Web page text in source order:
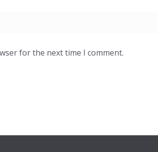
for the next time I comment.